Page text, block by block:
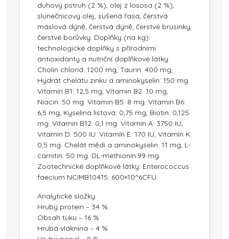
duhový pstruh (2 %), olej z lososa (2 %),
slunečnicový olej, sušená řasa, čerstvá
máslová dýně, čerstvá dýně, čerstvé brusinky,
čerstvé borůvky. Doplňky (na kg):
technologické doplňky s přírodními
antioxidanty a nutriční doplňkové látky:
Cholin chlorid: 1200 mg, Taurin: 400 mg,
Hydrát chelátu zinku a aminokyselin: 150 mg.
Vitamín B1: 12,5 mg, Vitamin B2: 10 mg,
Niacin: 50 mg. Vitamin B5: 8 mg. Vitamin B6:
6,5 mg, Kyselina listová: 0,75 mg, Biotin: 0,125
mg: Vitamin B12: 0,1 mg. Vitamín A: 3750 IU,
Vitamín D: 500 IU. Vitamín E: 170 IU, Vitamín K:
0,5 mg. Chelát mědi a aminokyselin: 11 mg, L-
carnitin: 50 mg. DL-methionin:99 mg.
Zootechnické doplňkové látky: Enterococcus
faecium NCIMB10415: 600×10^6CFU.
Analytické složky:
Hrubý protein – 34 %
Obsah tuku – 16 %
Hrubá vláknina – 4 %